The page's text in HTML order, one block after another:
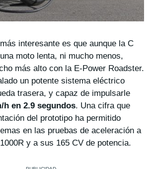
interesante es que aunque la C
moto lenta, ni mucho menos,
más alto con la E-Power Roadster.
un potente sistema eléctrico
trasera, y capaz de impulsarle
h en 2.9 segundos. Una cifra que
del prototipo ha permitido
en las pruebas de aceleración a
y a sus 165 CV de potencia.